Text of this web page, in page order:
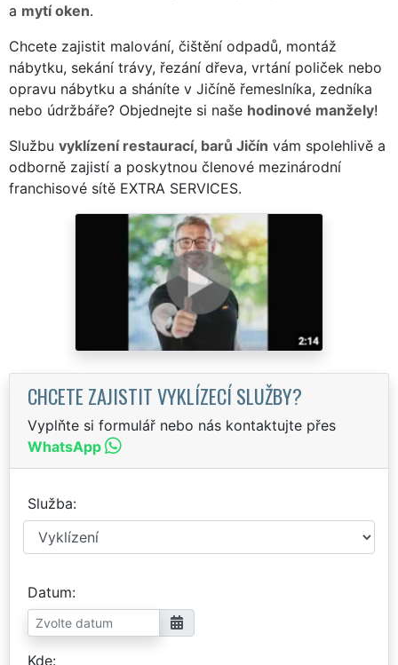
a mytí oken.
Chcete zajistit malování, čištění odpadů, montáž
nábytku, sekání trávy, řezání dřeva, vrtání poliček nebo
opravu nábytku a sháníte v Jičíně řemeslníka, zedníka
nebo údržbáře? Objednejte si naše hodinové manžely!
Službu vyklízení restaurací, barů Jičín vám spolehlivě a
odborně zajistí a poskytnou členové mezinárodní
franchisové sítě EXTRA SERVICES.
CHCETE ZAJISTIT VYKLÍZECÍ SLUŽBY?
Vyplňte si formulář nebo nás kontaktujte přes
WhatsApp
Služba
Datum
Kde